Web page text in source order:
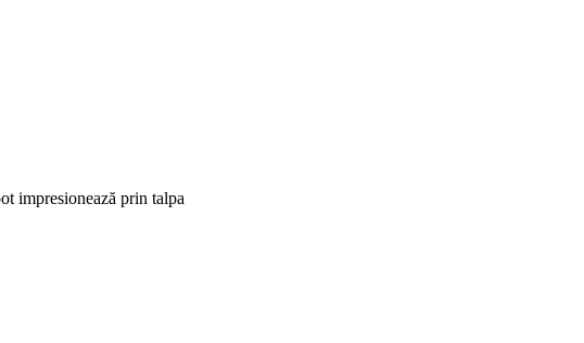
impresionează prin talpa